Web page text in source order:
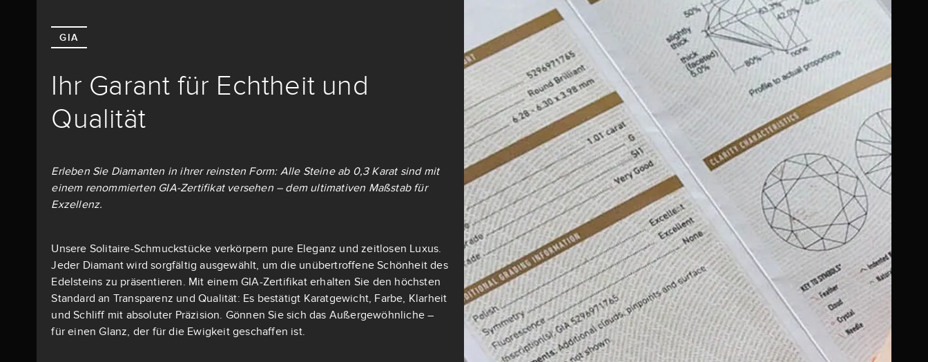
GIA
Ihr Garant für Echtheit und
Qualität
Erleben Sie Diamanten in ihrer reinsten Form: Alle Steine ab 0,3 Karat sind mit
einem renommierten GIA-Zertifikat versehen – dem ultimativen Maßstab für
Exzellenz.
Unsere Solitaire-Schmuckstücke verkörpern pure Eleganz und zeitlosen Luxus.
Jeder Diamant wird sorgfältig ausgewählt, um die unübertroffene Schönheit des
Edelsteins zu präsentieren. Mit einem GIA-Zertifikat erhalten Sie den höchsten
Standard an Transparenz und Qualität: Es bestätigt Karatgewicht, Farbe, Klarheit
und Schliff mit absoluter Präzision. Gönnen Sie sich das Außergewöhnliche –
für einen Glanz, der für die Ewigkeit geschaffen ist.